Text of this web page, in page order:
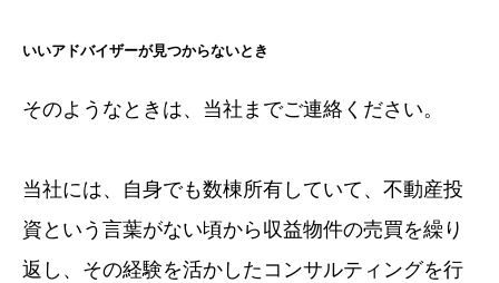
いいアドバイザーが見つからないとき
そのようなときは、当社までご連絡ください。
当社には、自身でも数棟所有していて、不動産投
資という言葉がない頃から収益物件の売買を繰り
返し、その経験を活かしたコンサルティングを行